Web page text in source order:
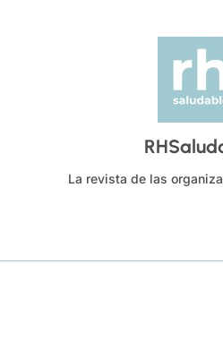
La revista de las